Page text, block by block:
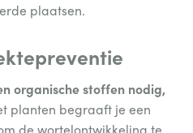
plaatsen.
organische stoffen nodig,
planten begraaft je een